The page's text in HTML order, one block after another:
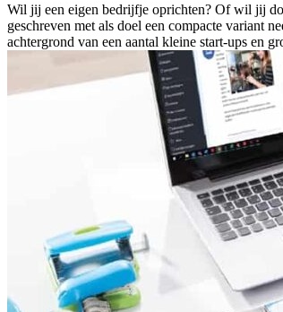
Wil jij een eigen bedrijfje oprichten? Of wil jij
geschre­ven met als doel een compacte variant
achtergrond van een aantal kleine start-ups en